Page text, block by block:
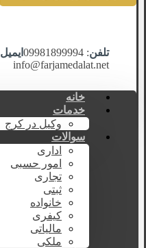
تلفن: 09981899994 ایمیل
info@farjamedalat.net
خانه
خدمات
وکیل در کرج
سوالات
اداری
امور حسبی
تجاری
ثبتی
خانواده
کیفری
مالیاتی
ملکی